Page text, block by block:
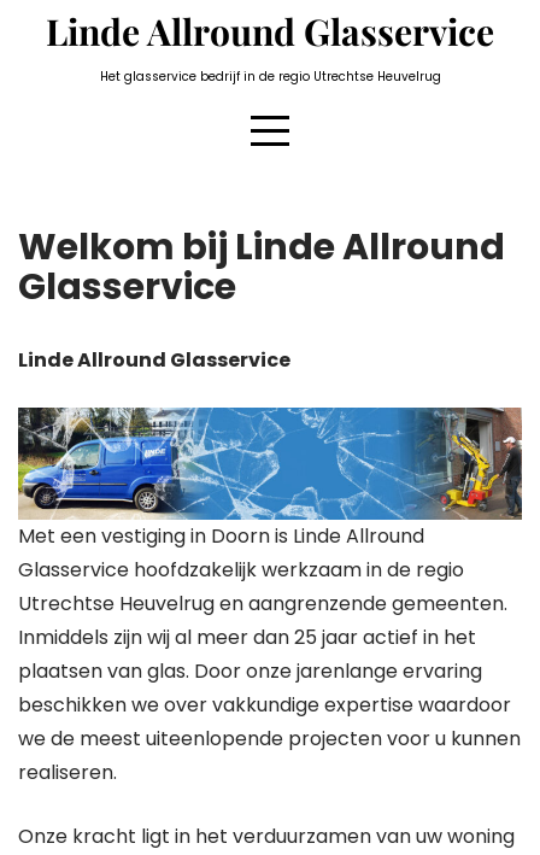
Linde Allround Glasservice
Het glasservice bedrijf in de regio Utrechtse Heuvelrug
Welkom bij Linde Allround
Glasservice
Linde Allround Glasservice
Met een vestiging in Doorn is Linde Allround
Glasservice hoofdzakelijk werkzaam in de regio
Utrechtse Heuvelrug en aangrenzende gemeenten.
Inmiddels zijn wij al meer dan 25 jaar actief in het
plaatsen van glas. Door onze jarenlange ervaring
beschikken we over vakkundige expertise waardoor
we de meest uiteenlopende projecten voor u kunnen
realiseren.
Onze kracht ligt in het verduurzamen van uw woning